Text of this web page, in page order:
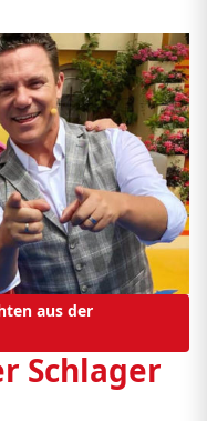
aus der
Schlager